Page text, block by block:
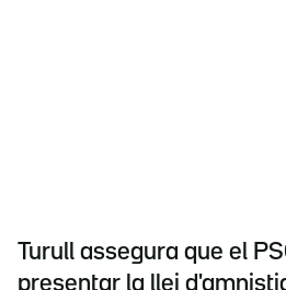
Turull assegura que el
presentar la llei